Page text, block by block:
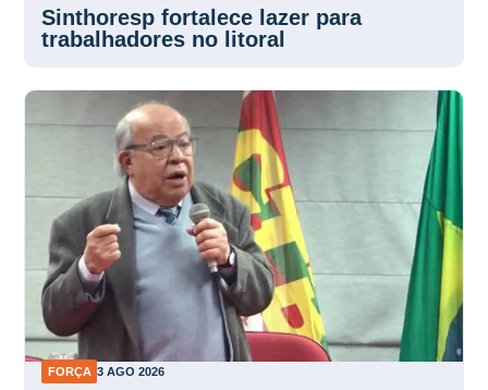
Sinthoresp fortalece lazer para
trabalhadores no litoral
FORÇA 3 AGO 2026